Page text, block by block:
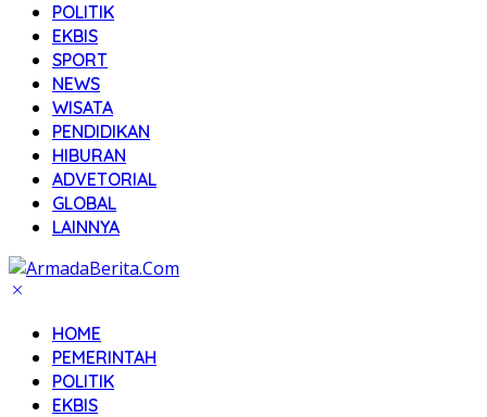
POLITIK
EKBIS
SPORT
NEWS
WISATA
PENDIDIKAN
HIBURAN
ADVETORIAL
GLOBAL
LAINNYA
HOME
PEMERINTAH
POLITIK
EKBIS